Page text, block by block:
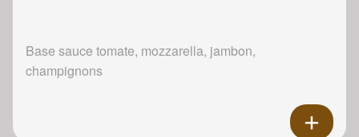
Base sauce tomate, mozzarella, jambon,
champignons